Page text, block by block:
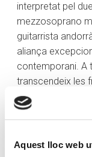
Aquest lloc web
interpretat pel
mezzosoprano
guitarrista
aliança
contemporani. A
transcendeix les
estil, oferint un
la riquesa i la
singularitat de